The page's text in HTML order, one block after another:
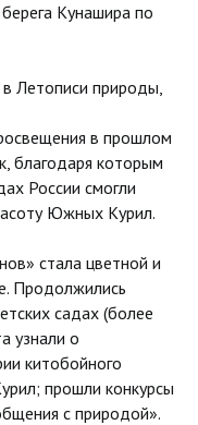
Кунашира по
Летописи природы,
в прошлом
благодаря которым
России смогли
Южных Курил.
стала цветной и
Продолжились
садах (более
узнали о
китобойного
прошли конкурсы
с природой».